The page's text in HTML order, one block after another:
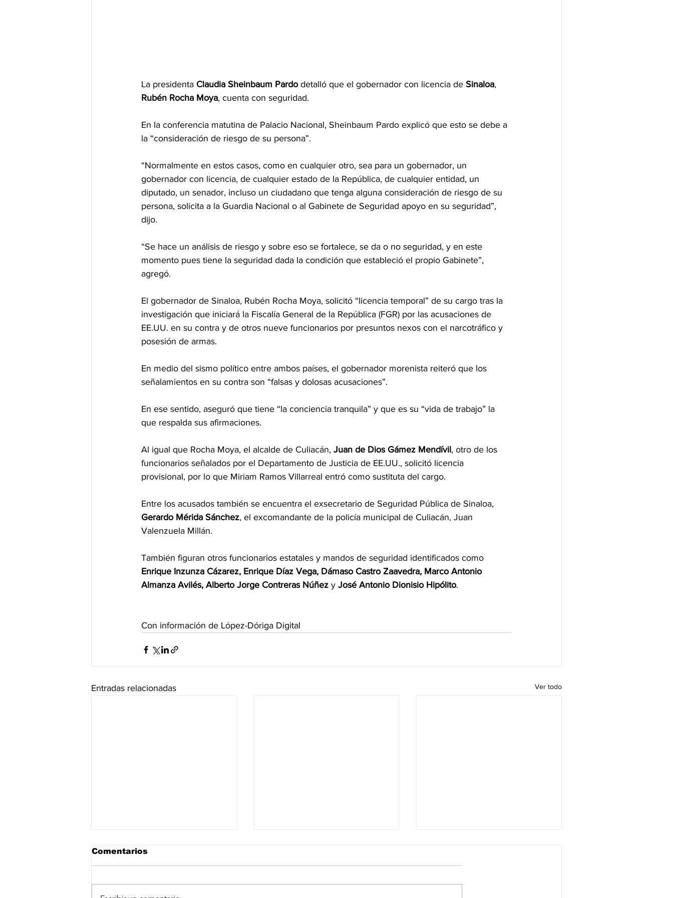
La presidenta Claudia Sheinbaum Pardo detalló que el gobernador con licencia de Sinaloa,
Rubén Rocha Moya, cuenta con seguridad.
En la conferencia matutina de Palacio Nacional, Sheinbaum Pardo explicó que esto se debe a
la “consideración de riesgo de su persona”.
“Normalmente en estos casos, como en cualquier otro, sea para un gobernador, un
gobernador con licencia, de cualquier estado de la República, de cualquier entidad, un
diputado, un senador, incluso un ciudadano que tenga alguna consideración de riesgo de su
persona, solicita a la Guardia Nacional o al Gabinete de Seguridad apoyo en su seguridad”,
dijo.
“Se hace un análisis de riesgo y sobre eso se fortalece, se da o no seguridad, y en este
momento pues tiene la seguridad dada la condición que estableció el propio Gabinete”,
agregó.
El gobernador de Sinaloa, Rubén Rocha Moya, solicitó “licencia temporal” de su cargo tras la
investigación que iniciará la Fiscalía General de la República (FGR) por las acusaciones de
EE.UU. en su contra y de otros nueve funcionarios por presuntos nexos con el narcotráfico y
posesión de armas.
En medio del sismo político entre ambos países, el gobernador morenista reiteró que los
señalamientos en su contra son “falsas y dolosas acusaciones”.
En ese sentido, aseguró que tiene “la conciencia tranquila” y que es su “vida de trabajo” la
que respalda sus afirmaciones.
Al igual que Rocha Moya, el alcalde de Culiacán, Juan de Dios Gámez Mendívil, otro de los
funcionarios señalados por el Departamento de Justicia de EE.UU., solicitó licencia
provisional, por lo que Miriam Ramos Villarreal entró como sustituta del cargo.
Entre los acusados también se encuentra el exsecretario de Seguridad Pública de Sinaloa,
Gerardo Mérida Sánchez, el excomandante de la policía municipal de Culiacán, Juan
Valenzuela Millán.
También figuran otros funcionarios estatales y mandos de seguridad identificados como
Enrique Inzunza Cázarez, Enrique Díaz Vega, Dámaso Castro Zaavedra, Marco Antonio
Almanza Avilés, Alberto Jorge Contreras Núñez y José Antonio Dionisio Hipólito.
Con información de López-Dóriga Digital
Entradas relacionadas Ver todo
Comentarios